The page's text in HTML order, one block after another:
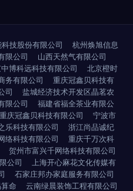
技股份有限公司
杭州焕旭信息
限公司
山西天然气有限公司
博科远科技有限公司
北京橙时
务有限公司
重庆冠鑫贝科技有
司
盐城经济技术开发区晶茗农
限公司
福建省福全茶业有限公
重庆冠鑫贝科技有限公司
宁波市
乐科技有限公司
浙江尚品诚纪
络科技有限公司
重庆千万次科
贺州市富兴千网络科技有限公司
公司
上海开心麻花文化传媒有
石家庄邦办家庭服务有限公司
命
云南绿晨装饰工程有限公司